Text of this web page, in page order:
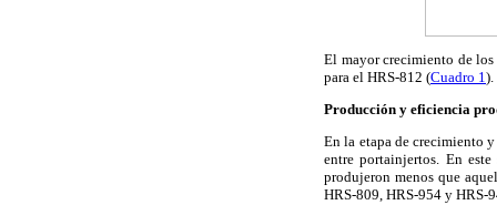
El mayor crecimiento de
para el HRS-812 (Cuadro 1 ).
Producción y eficiencia
En la etapa de crecimiento
entre portainjertos. En
produjeron menos que
HRS-809, HRS-954 y HRS-